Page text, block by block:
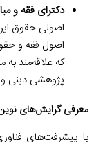
دکترای فقه و
اصولی حقوق
اصول فقه و
که علاقه‌مند
پژوهشی دینی
معرفی گرایش‌های
با پیشرفت‌های